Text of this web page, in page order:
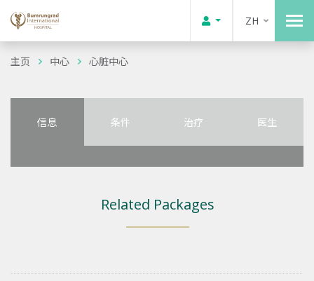
ZH
主页 中心 心脏中心
信息 条件 治疗 医生
Related Packages